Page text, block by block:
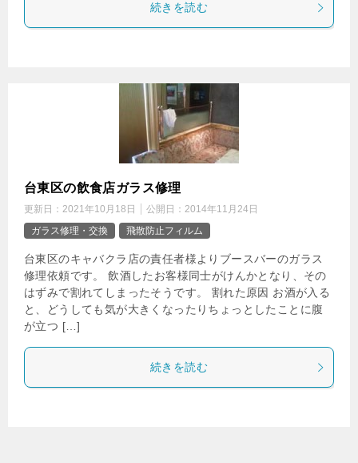
続きを読む
台東区の飲食店ガラス修理
更新日： 2021年10月18日 公開日： 2014年11月24日
ガラス修理・交換
飛散防止フィルム
台東区のキャバクラ店の責任者様よりブースバーのガラス
修理依頼です。 飲酒したお客様同士がけんかとなり、その
はずみで割れてしまったそうです。 割れた原因 お酒が入る
と、どうしても気が大きくなったりちょっとしたことに腹
が立つ […]
続きを読む